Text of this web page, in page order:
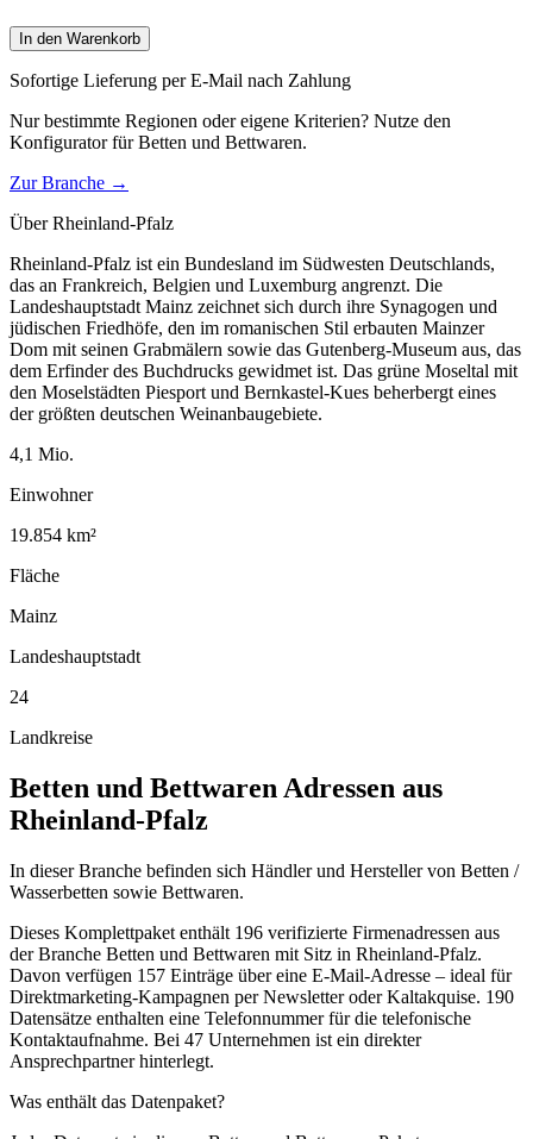
In den Warenkorb
Sofortige Lieferung per E-Mail nach Zahlung
Nur bestimmte Regionen oder eigene Kriterien? Nutze den
Konfigurator fürBetten und Bettwaren.
Zur Branche →
ÜberRheinland-Pfalz
Rheinland-Pfalz ist ein Bundesland im Südwesten Deutschlands,
das an Frankreich, Belgien und Luxemburg angrenzt. Die
Landeshauptstadt Mainz zeichnet sich durch ihre Synagogen und
jüdischen Friedhöfe, den im romanischen Stil erbauten Mainzer
Dom mit seinen Grabmälern sowie das Gutenberg-Museum aus, das
dem Erfinder des Buchdrucks gewidmet ist. Das grüne Moseltal mit
den Moselstädten Piesport und Bernkastel-Kues beherbergt eines
der größten deutschen Weinanbaugebiete.
4,1 Mio.
Einwohner
19.854 km²
Fläche
Mainz
Landeshauptstadt
24
Landkreise
Betten und Bettwaren Adressen aus
Rheinland-Pfalz
In dieser Branche befinden sich Händler und Hersteller von Betten /
Wasserbetten sowie Bettwaren.
Dieses Komplettpaket enthält 196 verifizierte Firmenadressen aus
der Branche Betten und Bettwaren mit Sitz in Rheinland-Pfalz.
Davon verfügen 157 Einträge über eine E-Mail-Adresse – ideal für
Direktmarketing-Kampagnen per Newsletter oder Kaltakquise. 190
Datensätze enthalten eine Telefonnummer für die telefonische
Kontaktaufnahme. Bei 47 Unternehmen ist ein direkter
Ansprechpartner hinterlegt.
Was enthält das Datenpaket?